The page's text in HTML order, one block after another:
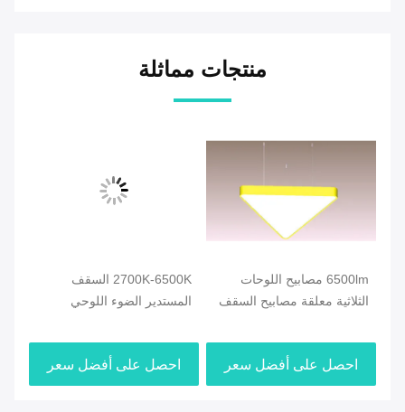
منتجات مماثلة
6500lm مصابيح اللوحات
الثلاثية معلقة مصابيح السقف
احصل على أفضل سعر
2700K-6500K السقف
المستدير الضوء اللوحي
مخصص
احصل على أفضل سعر